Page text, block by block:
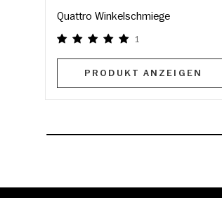
Quattro Winkelschmiege
1
PRODUKT ANZEIGEN